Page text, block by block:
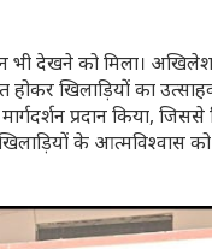
भी देखने को मिला।
खिलाड़ियों का
प्रदान किया, जिससे
ने खिलाड़ियों के